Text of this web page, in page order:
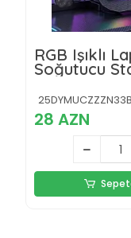
RGB Işıklı
Soğutucu
Fanlı Sessiz
Ayarlanabilir
28 AZN